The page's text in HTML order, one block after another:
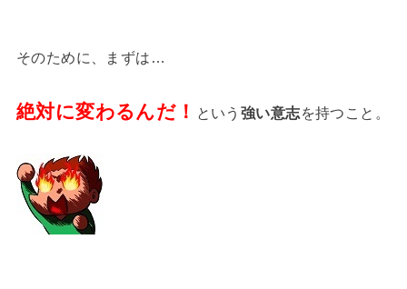
そのために、まずは…
絶対に変わるんだ！ という 強い意志を持つこと。